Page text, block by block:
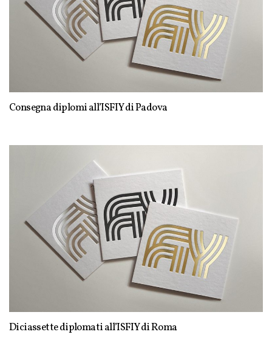
Consegna diplomi all’ISFIY di Padova
Diciassette diplomati all’ISFIY di Roma